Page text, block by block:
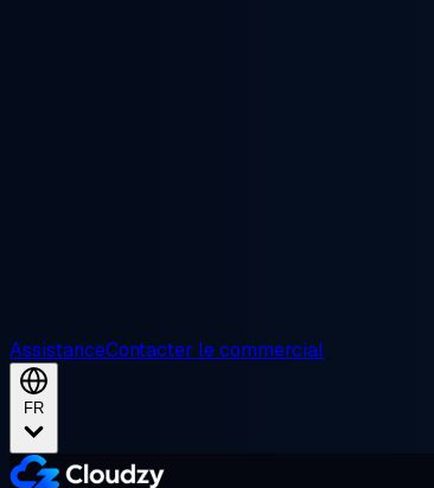
AssistanceContacter le commercial
FR